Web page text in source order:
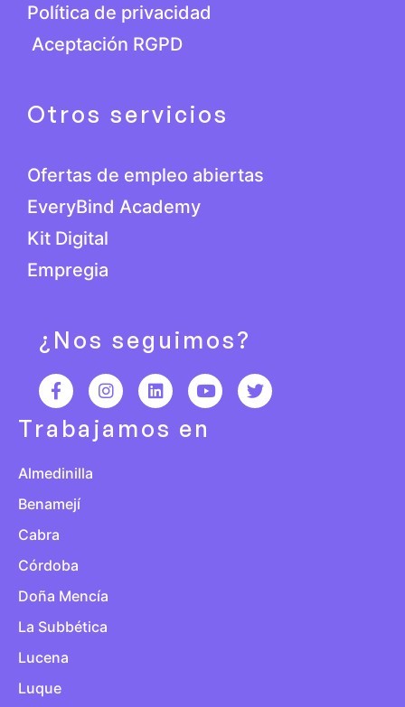
Política de privacidad
Aceptación RGPD
Otros servicios
Ofertas de empleo abiertas
EveryBind Academy
Kit Digital
Empregia
¿Nos seguimos?
Trabajamos en
Almedinilla
Benamejí
Cabra
Córdoba
Doña Mencía
La Subbética
Lucena
Luque